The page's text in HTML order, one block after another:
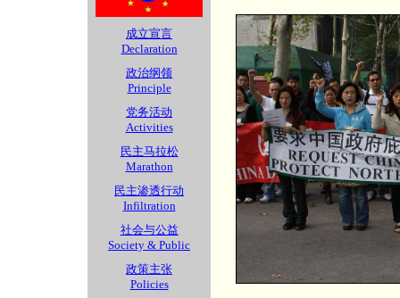
成立宣言
Declaration
政治纲领
Principle
党务活动
Activities
民主马拉松
Marathon
民主渗透行动
Infiltration
社会与公益
Society & Public
政策主张
Policies